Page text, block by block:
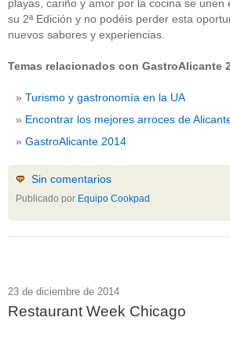
playas, cariño y amor por la cocina se unen
su 2ª Edición y no podéis perder esta
nuevos sabores y experiencias.
Temas relacionados con GastroAlicante
Turismo y gastronomía en la UA
Encontrar los mejores arroces de
GastroAlicante 2014
Sin comentarios
Publicado por Equipo Cookpad
23 de diciembre de 2014
Restaurant Week Chicago